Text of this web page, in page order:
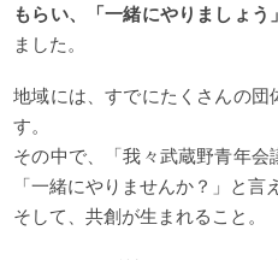
もらい、「一緒にやりましょう
ました。
地域には、すでにたくさんの団
す。
その中で、「我々武蔵野青年会
「一緒にやりませんか？」と言
そして、共創が生まれること。